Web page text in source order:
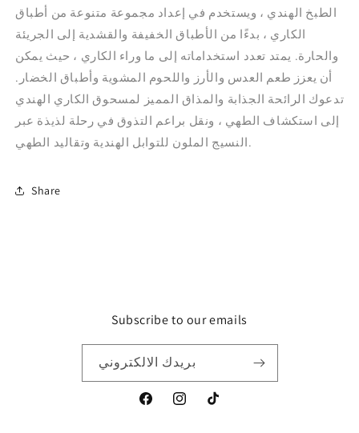
الطبخ الهندي ، ويستخدم في إعداد مجموعة متنوعة من أطباق
الكاري ، بدءًا من الأطباق الخفيفة والقشدية إلى الجريئة
والحارة. يمتد تعدد استخداماته إلى ما وراء الكاري ، حيث يمكن
أن يعزز طعم العدس والأرز واللحوم المشوية وأطباق الخضار.
تدعوك الرائحة الجذابة والمذاق المميز لمسحوق الكاري الهندي
إلى استكشاف الطهي ، ونقل براعم التذوق في رحلة لذيذة عبر
النسيج الملون للتوابل الهندية وتقاليد الطهي.
Share
Subscribe to our emails
بريدك الالكتروني
موقع
انستغرام
تيك